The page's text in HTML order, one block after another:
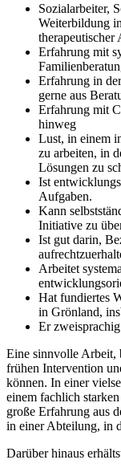
Sozialarbeiter,
Weiterbildung
therapeutischer
Erfahrung mit
Erfahrung in
gerne aus
Erfahrung mit
hinweg
Lust, in einem
zu arbeiten, in
Lösungen zu
Ist
Aufgaben.
Kann
Initiative zu
Ist gut darin,
Arbeitet
Hat fundiertes
in Grönland,
Er
Eine sinnvolle Arbeit,
frühen Intervention
können. In einer
einem fachlich
große Erfahrung aus
in einer Abteilung, in
Darüber hinaus